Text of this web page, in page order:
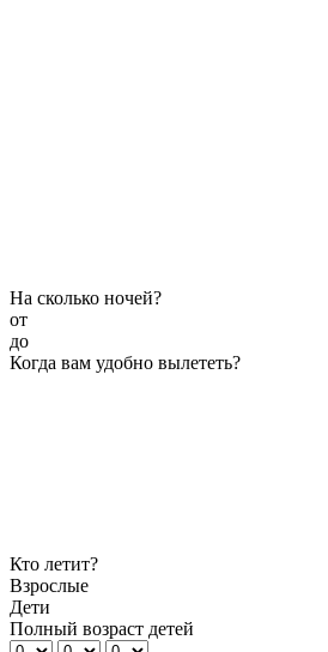
На сколько ночей?
от
до
Когда вам удобно вылететь?
Кто летит?
Взрослые
Дети
Полный возраст детей